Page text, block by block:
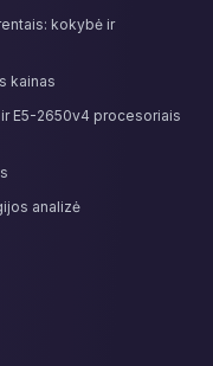
kokybė ir
kainas
E5-2650v4 procesoriais
analizė